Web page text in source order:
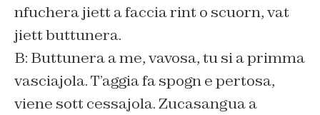
nfuchera jiett a faccia rint o scuorn, vat
jiett buttunera.
B: Buttunera a me, vavosa, tu si a primma
vasciajola. T’aggia fa spogn e pertosa,
viene sott cessajola. Zucasangua a